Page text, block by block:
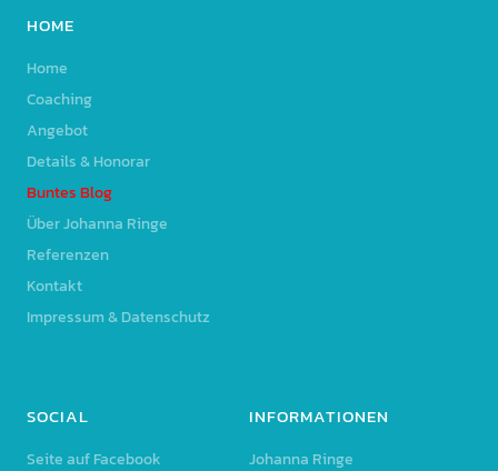
HOME
Home
Coaching
Angebot
Details & Honorar
Buntes Blog
Über Johanna Ringe
Referenzen
Kontakt
Impressum & Datenschutz
SOCIAL
Seite auf Facebook
INFORMATIONEN
Johanna Ringe